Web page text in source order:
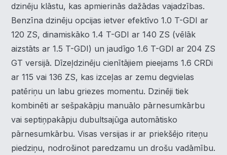
dzinēju klāstu, kas apmierinās dažādas vajadzības.
Benzīna dzinēju opcijas ietver efektīvo 1.0 T-GDI ar
120 ZS, dinamiskāko 1.4 T-GDI ar 140 ZS (vēlāk
aizstāts ar 1.5 T-GDI) un jaudīgo 1.6 T-GDI ar 204 ZS
GT versijā. Dīzeļdzinēju cienītājiem pieejams 1.6 CRDi
ar 115 vai 136 ZS, kas izceļas ar zemu degvielas
patēriņu un labu griezes momentu. Dzinēji tiek
kombinēti ar sešpakāpju manuālo pārnesumkārbu
vai septiņpakāpju dubultsajūga automātisko
pārnesumkārbu. Visas versijas ir ar priekšējo riteņu
piedziņu, nodrošinot paredzamu un drošu vadāmību.